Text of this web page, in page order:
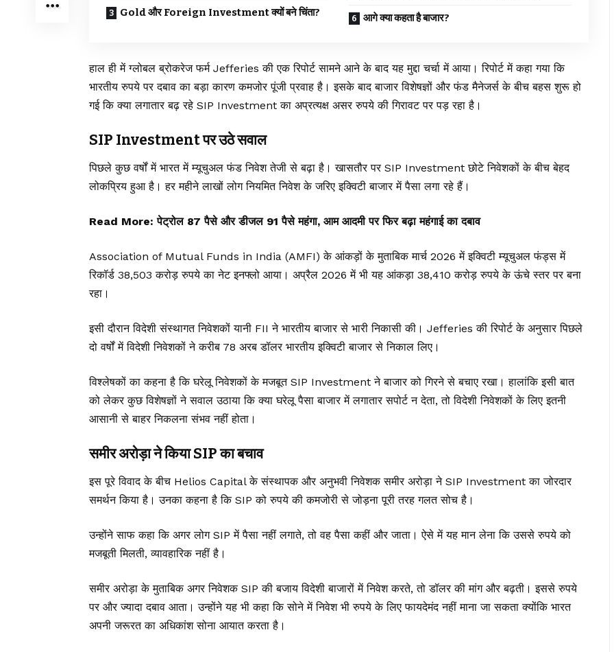
Gold और Foreign Investment क्यों बने चिंता? आगे क्या कहता है बाजार?
हाल ही में ग्लोबल ब्रोकरेज फर्म Jefferies की एक रिपोर्ट सामने आने के बाद यह मुद्दा चर्चा में आया। रिपोर्ट में कहा गया कि
भारतीय रुपये पर दबाव का बड़ा कारण कमजोर पूंजी प्रवाह है। इसके बाद बाजार विशेषज्ञों और फंड मैनेजर्स के बीच बहस शुरू हो
गई कि क्या लगातार बढ़ रहे SIP Investment का अप्रत्यक्ष असर रुपये की गिरावट पर पड़ रहा है।
SIP Investment पर उठे सवाल
पिछले कुछ वर्षों में भारत में म्यूचुअल फंड निवेश तेजी से बढ़ा है। खासतौर पर SIP Investment छोटे निवेशकों के बीच बेहद
लोकप्रिय हुआ है। हर महीने लाखों लोग नियमित निवेश के जरिए इक्विटी बाजार में पैसा लगा रहे हैं।
Read More: पेट्रोल 87 पैसे और डीजल 91 पैसे महंगा, आम आदमी पर फिर बढ़ा महंगाई का दबाव
Association of Mutual Funds in India (AMFI) के आंकड़ों के मुताबिक मार्च 2026 में इक्विटी म्यूचुअल फंड्स में
रिकॉर्ड 38,503 करोड़ रुपये का नेट इनफ्लो आया। अप्रैल 2026 में भी यह आंकड़ा 38,410 करोड़ रुपये के ऊंचे स्तर पर बना
रहा।
इसी दौरान विदेशी संस्थागत निवेशकों यानी FII ने भारतीय बाजार से भारी निकासी की। Jefferies की रिपोर्ट के अनुसार पिछले
दो वर्षों में विदेशी निवेशकों ने करीब 78 अरब डॉलर भारतीय इक्विटी बाजार से निकाल लिए।
विश्लेषकों का कहना है कि घरेलू निवेशकों के मजबूत SIP Investment ने बाजार को गिरने से बचाए रखा। हालांकि इसी बात
को लेकर कुछ विशेषज्ञों ने सवाल उठाया कि क्या घरेलू पैसा बाजार में लगातार सपोर्ट न देता, तो विदेशी निवेशकों के लिए इतनी
आसानी से बाहर निकलना संभव नहीं होता।
समीर अरोड़ा ने किया SIP का बचाव
इस पूरे विवाद के बीच Helios Capital के संस्थापक और अनुभवी निवेशक समीर अरोड़ा ने SIP Investment का जोरदार
समर्थन किया है। उनका कहना है कि SIP को रुपये की कमजोरी से जोड़ना पूरी तरह गलत सोच है।
उन्होंने साफ कहा कि अगर लोग SIP में पैसा नहीं लगाते, तो वह पैसा कहीं और जाता। ऐसे में यह मान लेना कि उससे रुपये को
मजबूती मिलती, व्यावहारिक नहीं है।
समीर अरोड़ा के मुताबिक अगर निवेशक SIP की बजाय विदेशी बाजारों में निवेश करते, तो डॉलर की मांग और बढ़ती। इससे रुपये
पर और ज्यादा दबाव आता। उन्होंने यह भी कहा कि सोने में निवेश भी रुपये के लिए फायदेमंद नहीं माना जा सकता क्योंकि भारत
अपनी जरूरत का अधिकांश सोना आयात करता है।